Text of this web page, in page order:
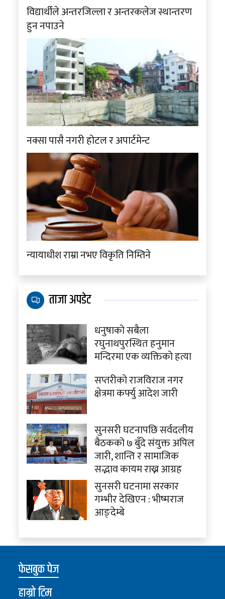
विद्यार्थीले अन्तरजिल्ला र अन्तरकलेज स्थान्तरण
हुन नपाउने
नक्सा पासै नगरी होटल र अपार्टमेन्ट
न्यायाधीश राम्रा नभए विकृति निम्तिने
ताजा अपडेट
धनुषाको सबैला
रघुनाथपुरस्थित हनुमान
मन्दिरमा एक व्यक्तिको हत्या
सप्तरीको राजविराज नगर
क्षेत्रमा कर्फ्यु आदेश जारी
सुनसरी घटनापछि सर्वदलीय
बैठकको ७ बुँदे संयुक्त अपिल
जारी, शान्ति र सामाजिक
सद्भाव कायम राख्न आग्रह
सुनसरी घटनामा सरकार
गम्भीर देखिएन : भीष्मराज
आङ्देम्बे
फेसबुक पेज
हाम्रो टिम